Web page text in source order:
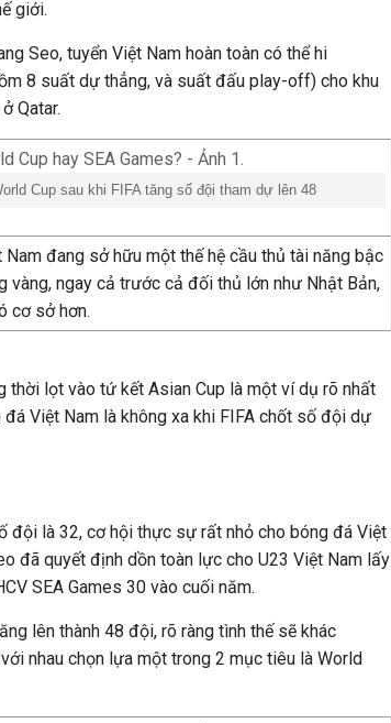
giới.
Seo, tuyển Việt Nam hoàn toàn có thể hi
8 suất dự thẳng, và suất đấu play-off) cho khu
Qatar.
Cup sau khi FIFA tăng số đội tham dự lên 48
đang sở hữu một thế hệ cầu thủ tài năng bậc
vàng, ngay cả trước cả đối thủ lớn như Nhật Bản,
cơ sở hơn.
thời lọt vào tứ kết Asian Cup là một ví dụ rõ nhất
Việt Nam là không xa khi FIFA chốt số đội dự
đội là 32, cơ hội thực sự rất nhỏ cho bóng đá Việt
đã quyết định dồn toàn lực cho U23 Việt Nam lấy
SEA Games 30 vào cuối năm.
lên thành 48 đội, rõ ràng tình thế sẽ khác
nhau chọn lựa một trong 2 mục tiêu là World